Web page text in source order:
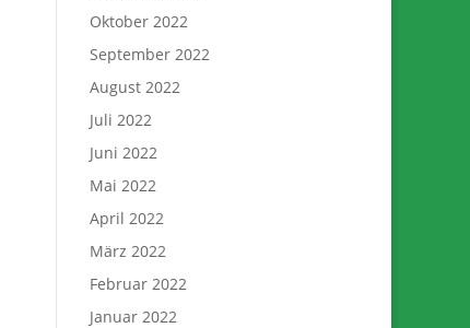
Oktober 2022
September 2022
August 2022
Juli 2022
Juni 2022
Mai 2022
April 2022
März 2022
Februar 2022
Januar 2022